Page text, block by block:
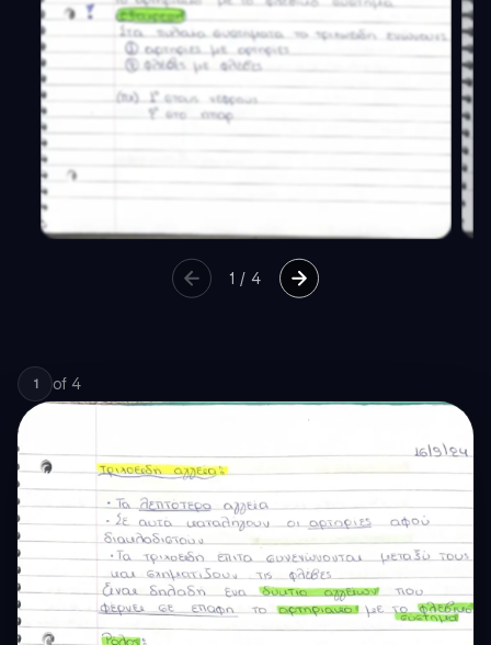
1 /4
1 of 4